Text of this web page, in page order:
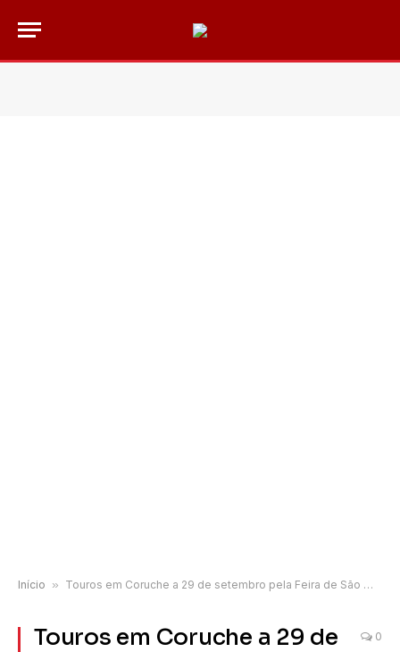
Início » Touros em Coruche a 29 de setembro pela Feira de São Miguel
Touros em Coruche a 29 de
0